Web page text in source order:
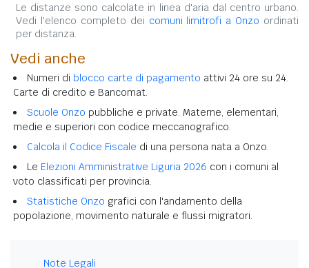
Le distanze sono calcolate in linea d'aria dal centro urbano.
Vedi l'elenco completo dei comuni limitrofi a Onzo ordinati
per distanza.
Vedi anche
Numeri di blocco carte di pagamento attivi 24 ore su 24.
Carte di credito e Bancomat.
Scuole Onzo pubbliche e private. Materne, elementari,
medie e superiori con codice meccanografico.
Calcola il Codice Fiscale di una persona nata a Onzo.
Le Elezioni Amministrative Liguria 2026 con i comuni al
voto classificati per provincia.
Statistiche Onzo grafici con l'andamento della
popolazione, movimento naturale e flussi migratori.
Note Legali